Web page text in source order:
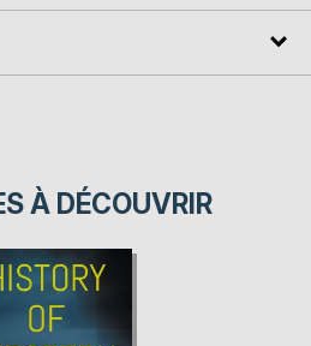
À DÉCOUVRIR